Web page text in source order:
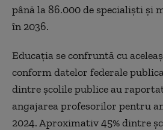
până la 86.000 de specialiști și
în 2036.
Educația se confruntă cu
conform datelor federale
dintre școlile publice au
angajarea profesorilor pentru
2024. Aproximativ 45% dintre